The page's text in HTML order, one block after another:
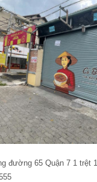
đường 65 Quận 7 1 trệt